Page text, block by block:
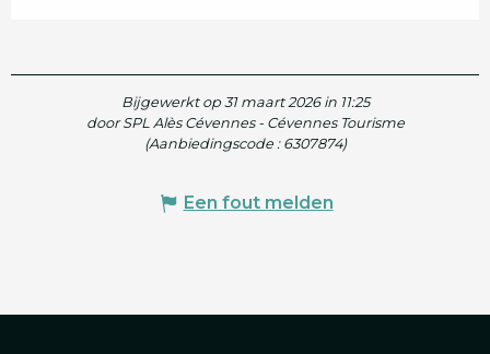
Bijgewerkt op 31 maart 2026 in 11:25
door SPL Alès Cévennes - Cévennes Tourisme
(Aanbiedingscode : 6307874)
Een fout melden